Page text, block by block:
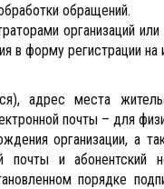
обращений.
организаций
в форму регистрации
адрес места
почты – для
организации, а
почты и абонентский
порядке